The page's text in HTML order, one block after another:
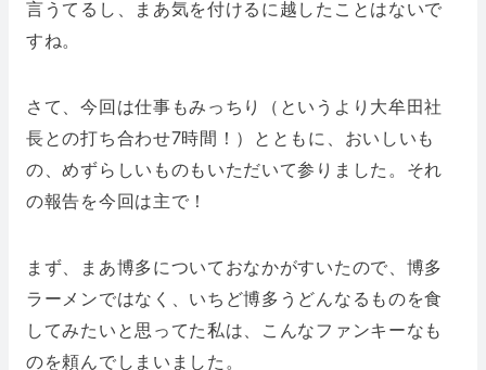
言うてるし、まあ気を付けるに越したことはないで
すね。
さて、今回は仕事もみっちり（というより大牟田社
長との打ち合わせ7時間！）とともに、おいしいも
の、めずらしいものもいただいて参りました。それ
の報告を今回は主で！
まず、まあ博多についておなかがすいたので、博多
ラーメンではなく、いちど博多うどんなるものを食
してみたいと思ってた私は、こんなファンキーなも
のを頼んでしまいました。